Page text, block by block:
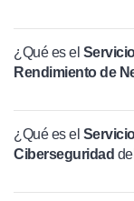
¿Qué es el
Rendimiento de
¿Qué es el
Ciberseguridad